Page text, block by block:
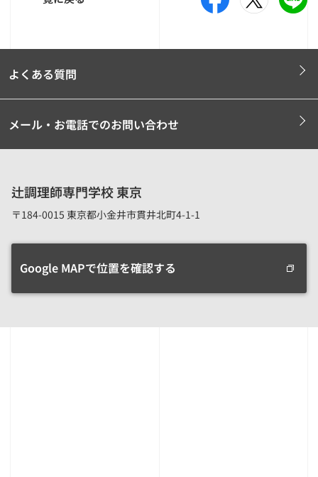
よくある質問
メール・お電話でのお問い合わせ
辻調理師専門学校 東京
〒184-0015 東京都小金井市貫井北町4-1-1
Google MAPで位置を確認する